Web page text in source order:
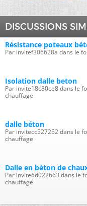
DISCUSSIONS
Résistance poteaux
Par invitef306628a dans le
Isolation dalle beton
Par invite18c80ce8 dans le
chauffage
dalle béton
Par invitecc527252 dans le
chauffage
Dalle en béton de
Par invite6d022663 dans le
chauffage